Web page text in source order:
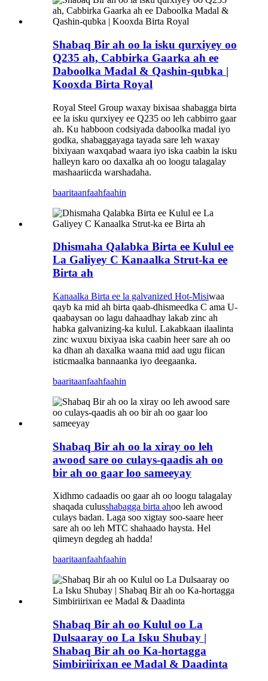
Shabaq Bir ah oo la isku qurxiyey oo
Q235 ah, Cabbirka Gaarka ah ee
Daboolka Madal & Qashin-qubka |
Kooxda Birta Royal
Royal Steel Group waxay bixisaa shabagga birta
ee la isku qurxiyey ee Q235 oo leh cabbirro gaar
ah. Ku habboon codsiyada daboolka madal iyo
godka, shabaggayaga tayada sare leh waxay
bixiyaan waxqabad waara iyo iska caabin la isku
halleyn karo oo daxalka ah oo loogu talagalay
mashaariicda warshadaha.
baaritaanfaahfaahin
Dhismaha Qalabka Birta ee Kulul ee
La Galiyey C Kanaalka Strut-ka ee
Birta ah
Kanaalka Birta ee la galvanized Hot-Misiwaa
qayb ka mid ah birta qaab-dhismeedka C ama U-
qaabaysan oo lagu dahaadhay lakab zinc ah
habka galvanizing-ka kulul. Lakabkaan ilaalinta
zinc wuxuu bixiyaa iska caabin heer sare ah oo
ka dhan ah daxalka waana mid aad ugu fiican
isticmaalka bannaanka iyo deegaanka.
baaritaanfaahfaahin
Shabaq Bir ah oo la xiray oo leh
awood sare oo culays-qaadis ah oo
bir ah oo gaar loo sameeyay
Xidhmo cadaadis oo gaar ah oo loogu talagalay
shaqada culusshabagga birta ahoo leh awood
culays badan. Laga soo xigtay soo-saare heer
sare ah oo leh MTC shahaado haysta. Hel
qiimeyn degdeg ah hadda!
baaritaanfaahfaahin
Shabaq Bir ah oo Kulul oo La
Dulsaaray oo La Isku Shubay |
Shabaq Bir ah oo Ka-hortagga
Simbiriirixan ee Madal & Daadinta